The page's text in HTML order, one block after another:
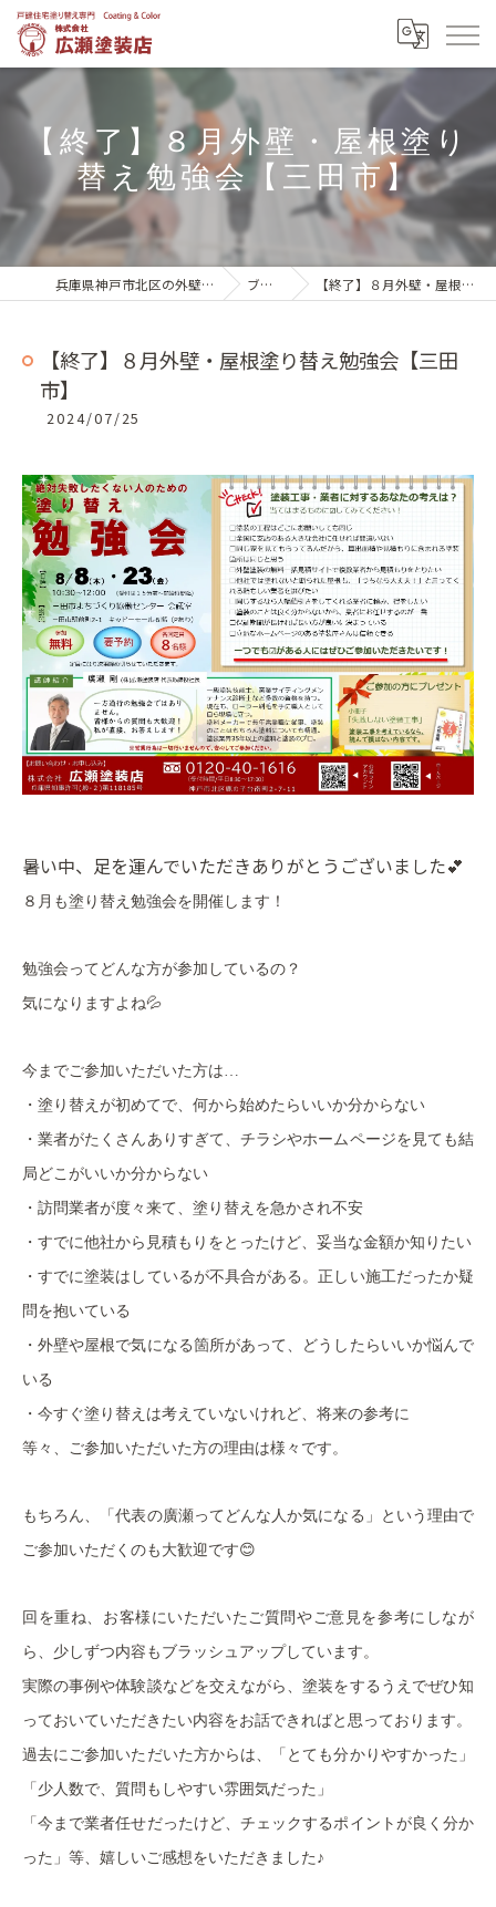
【終了】８月外壁・屋根塗り
替え勉強会【三田市】
兵庫県神戸市北区の外壁塗装は株式会社広瀬塗装店 ブログ一覧 【終了】８月外壁・屋根塗り替え勉強会【三田市】
【終了】８月外壁・屋根塗り替え勉強会【三田
市】
2024/07/25
暑い中、足を運んでいただきありがとうございました💕
８月も塗り替え勉強会を開催します！
勉強会ってどんな方が参加しているの？
気になりますよね💦
今までご参加いただいた方は…
・塗り替えが初めてで、何から始めたらいいか分からない
・業者がたくさんありすぎて、チラシやホームページを見ても結
局どこがいいか分からない
・訪問業者が度々来て、塗り替えを急かされ不安
・すでに他社から見積もりをとったけど、妥当な金額か知りたい
・すでに塗装はしているが不具合がある。正しい施工だったか疑
問を抱いている
・外壁や屋根で気になる箇所があって、どうしたらいいか悩んで
いる
・今すぐ塗り替えは考えていないけれど、将来の参考に
等々、ご参加いただいた方の理由は様々です。
もちろん、「代表の廣瀬ってどんな人か気になる」という理由で
ご参加いただくのも大歓迎です😊
回を重ね、お客様にいただいたご質問やご意見を参考にしなが
ら、少しずつ内容もブラッシュアップしています。
実際の事例や体験談などを交えながら、塗装をするうえでぜひ知
っておいていただきたい内容をお話できればと思っております。
過去にご参加いただいた方からは、「とても分かりやすかった」
「少人数で、質問もしやすい雰囲気だった」
「今まで業者任せだったけど、チェックするポイントが良く分か
った」等、嬉しいご感想をいただきました♪